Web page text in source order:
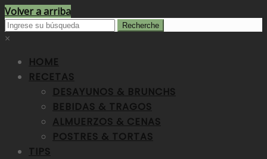
Volver a arriba
×
HOME
RECETAS
DESAYUNOS & BRUNCHS
BEBIDAS & TRAGOS
ALMUERZOS & CENAS
POSTRES & TORTAS
TIPS